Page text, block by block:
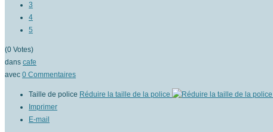
3
4
5
(0 Votes)
dans cafe
avec 0 Commentaires
Taille de police Réduire la taille de la police
Imprimer
E-mail